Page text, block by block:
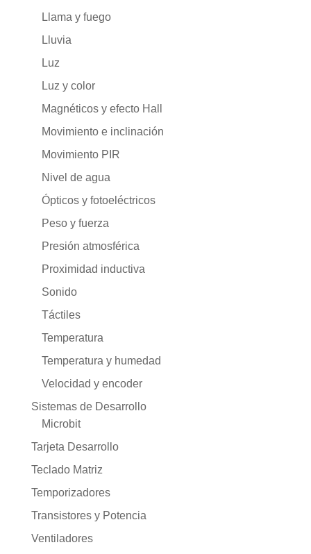
Llama y fuego
Lluvia
Luz
Luz y color
Magnéticos y efecto Hall
Movimiento e inclinación
Movimiento PIR
Nivel de agua
Ópticos y fotoeléctricos
Peso y fuerza
Presión atmosférica
Proximidad inductiva
Sonido
Táctiles
Temperatura
Temperatura y humedad
Velocidad y encoder
Sistemas de Desarrollo
Microbit
Tarjeta Desarrollo
Teclado Matriz
Temporizadores
Transistores y Potencia
Ventiladores